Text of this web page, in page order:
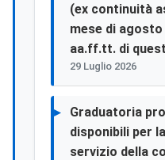
(ex continuità
mese di
aa.ff.tt. di
29 Luglio 2026
Graduatoria
disponibili per
servizio della